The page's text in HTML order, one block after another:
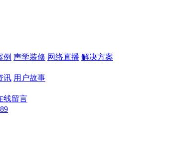
例 声学装修 网络直播 解决方案
讯 用户故事
线留言